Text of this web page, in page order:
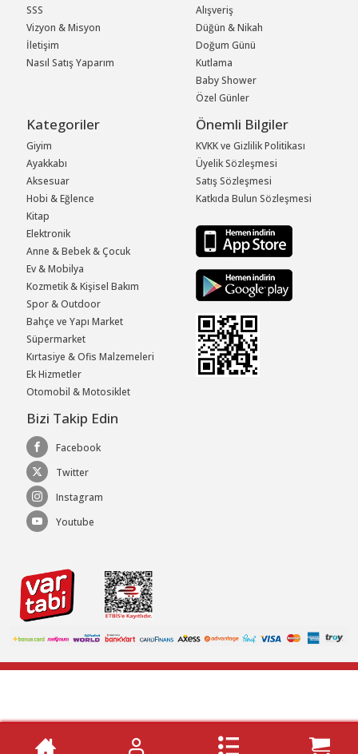
SSS
Vizyon & Misyon
İletişim
Nasıl Satış Yaparım
Alışveriş
Düğün & Nikah
Doğum Günü
Kutlama
Baby Shower
Özel Günler
Kategoriler
Giyim
Ayakkabı
Aksesuar
Hobi & Eğlence
Kitap
Elektronik
Anne & Bebek & Çocuk
Ev & Mobilya
Kozmetik & Kişisel Bakım
Spor & Outdoor
Bahçe ve Yapı Market
Süpermarket
Kırtasiye & Ofis Malzemeleri
Ek Hizmetler
Otomobil & Motosiklet
Önemli Bilgiler
KVKK ve Gizlilik Politikası
Üyelik Sözleşmesi
Satış Sözleşmesi
Katkıda Bulun Sözleşmesi
Bizi Takip Edin
Facebook
Twitter
Instagram
Youtube